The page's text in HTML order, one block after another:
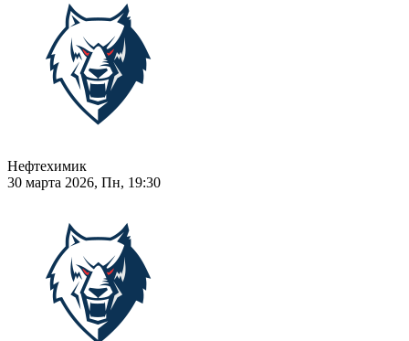
Нефтехимик
30 марта 2026, Пн, 19:30